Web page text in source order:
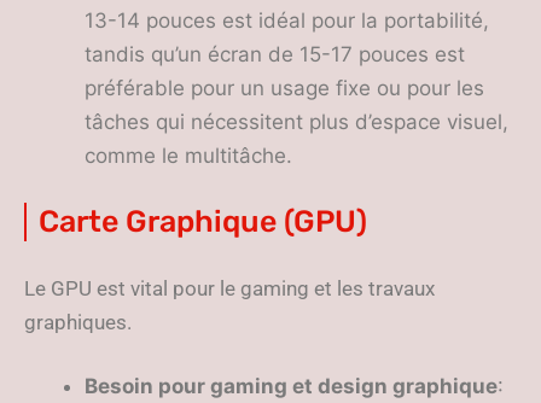
13-14 pouces est idéal pour la portabilité,
tandis qu’un écran de 15-17 pouces est
préférable pour un usage fixe ou pour les
tâches qui nécessitent plus d’espace visuel,
comme le multitâche.
Carte Graphique (GPU)
Le GPU est vital pour le gaming et les travaux
graphiques.
Besoin pour gaming et design graphique: